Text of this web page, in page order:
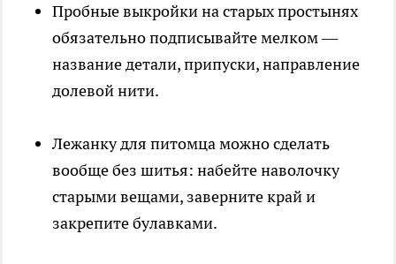
Пробные выкройки на старых простынях
обязательно подписывайте мелком —
название детали, припуски, направление
долевой нити.
Лежанку для питомца можно сделать
вообще без шитья: набейте наволочку
старыми вещами, заверните край и
закрепите булавками.